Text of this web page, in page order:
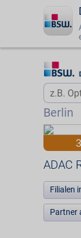
Startseite
Jetzt
Login
Berlin
ADAC
Filialen
Partner